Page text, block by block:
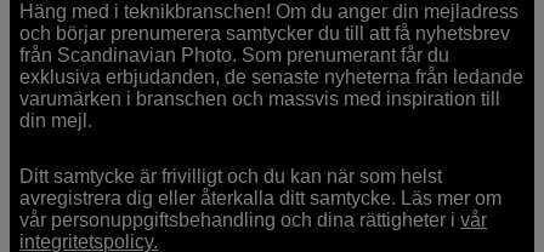
Häng med i teknikbranschen! Om du anger din mejladress
och börjar prenumerera samtycker du till att få nyhetsbrev
från Scandinavian Photo. Som prenumerant får du
exklusiva erbjudanden, de senaste nyheterna från ledande
varumärken i branschen och massvis med inspiration till
din mejl.
Ditt samtycke är frivilligt och du kan när som helst
avregistrera dig eller återkalla ditt samtycke. Läs mer om
vår personuppgiftsbehandling och dina rättigheter ivår
integritetspolicy.